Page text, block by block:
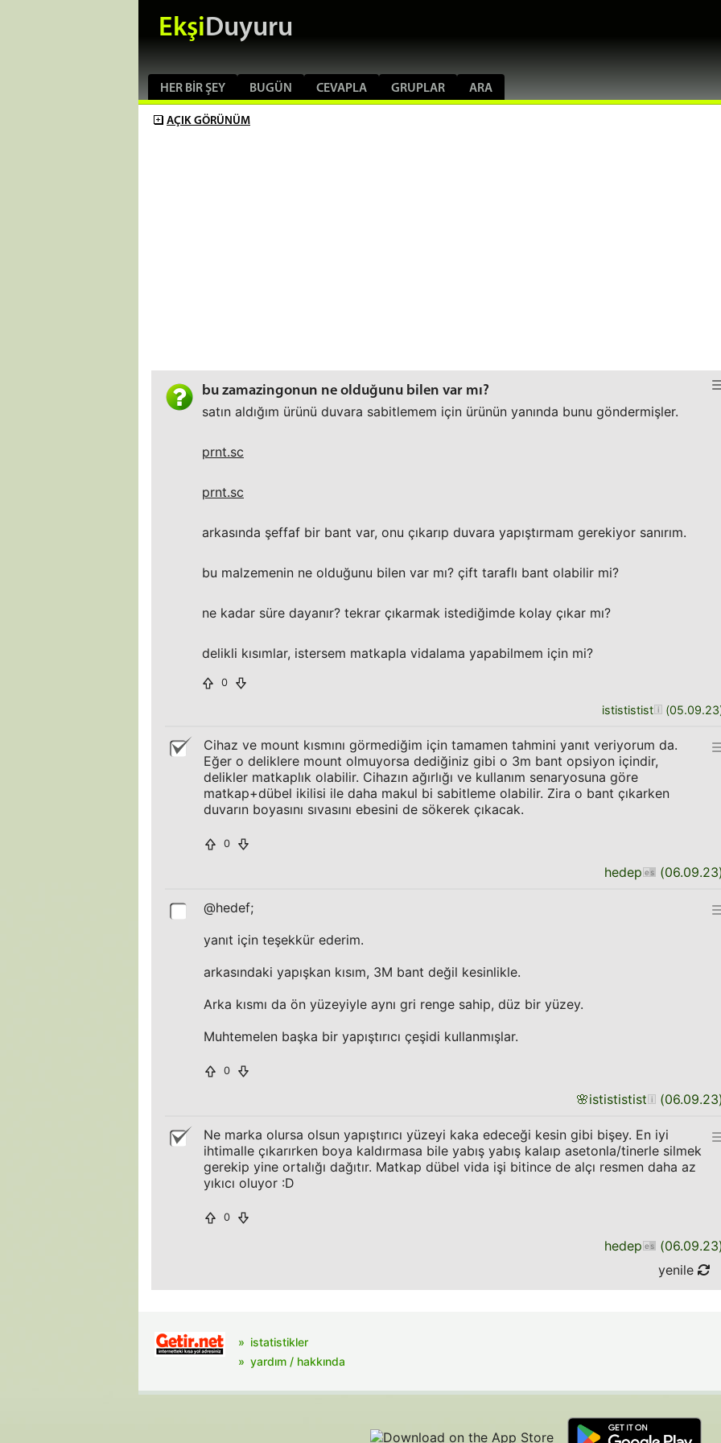
EkşiDuyuru
HER BIR ŞEY BUGÜN CEVAPLA GRUPLAR ARA
AÇIK GÖRÜNÜM
bu zamazingonun ne olduğunu bilen var mı?
satın aldığım ürünü duvara sabitlemem için ürünün yanında bunu göndermişler.
prnt.sc
prnt.sc
arkasında şeffaf bir bant var, onu çıkarıp duvara yapıştırmam gerekiyor sanırım.
bu malzemenin ne olduğunu bilen var mı? çift taraflı bant olabilir mi?
ne kadar süre dayanır? tekrar çıkarmak istediğimde kolay çıkar mı?
delikli kısımlar, istersem matkapla vidalama yapabilmem için mi?
0
istististist (05.09.23
Cihaz ve mount kısmını görmediğim için tamamen tahmini yanıt veriyorum da.
Eğer o deliklere mount olmuyorsa dediğiniz gibi o 3m bant opsiyon içindir,
delikler matkaplık olabilir. Cihazın ağırlığı ve kullanım senaryosuna göre
matkap+dübel ikilisi ile daha makul bi sabitleme olabilir. Zira o bant çıkarken
duvarın boyasını sıvasını ebesini de sökerek çıkacak.
0
hedep (06.09.23
@hedef;
yanıt için teşekkür ederim.
arkasındaki yapışkan kısım, 3M bant değil kesinlikle.
Arka kısmı da ön yüzeyiyle aynı gri renge sahip, düz bir yüzey.
Muhtemelen başka bir yapıştırıcı çeşidi kullanmışlar.
0
🌸istististist (06.09.23
Ne marka olursa olsun yapıştırıcı yüzeyi kaka edeceği kesin gibi bişey. En iyi
ihtimalle çıkarırken boya kaldırmasa bile yabış yabış kalaıp asetonla/tinerle silmek
gerekip yine ortalığı dağıtır. Matkap dübel vida işi bitince de alçı resmen daha az
yıkıcı oluyor :D
0
hedep (06.09.23
yenile
istatistikler
yardım / hakkında